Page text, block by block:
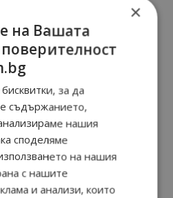
×
на Вашата
за да
съдържанието,
нашия
споделяме
на нашия
с нашите
и анализи, които